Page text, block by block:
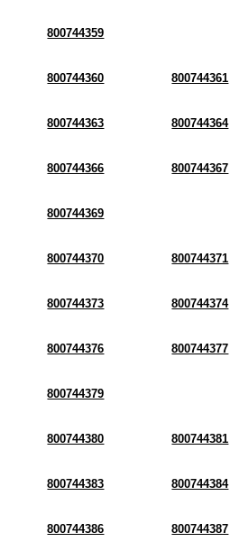
800744359
800744360 800744361
800744363 800744364
800744366 800744367
800744369
800744370 800744371
800744373 800744374
800744376 800744377
800744379
800744380 800744381
800744383 800744384
800744386 800744387